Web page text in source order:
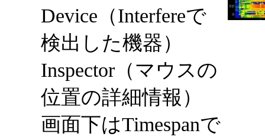
Device（Interfereで
検出した機器）
Inspector（マウスの
位置の詳細情報）
画面下はTimespanで